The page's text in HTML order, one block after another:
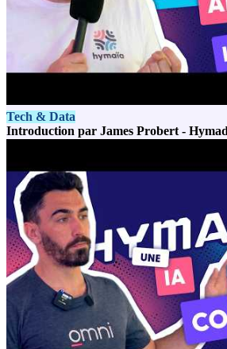
Tech & Data
Introduction par James Probert -